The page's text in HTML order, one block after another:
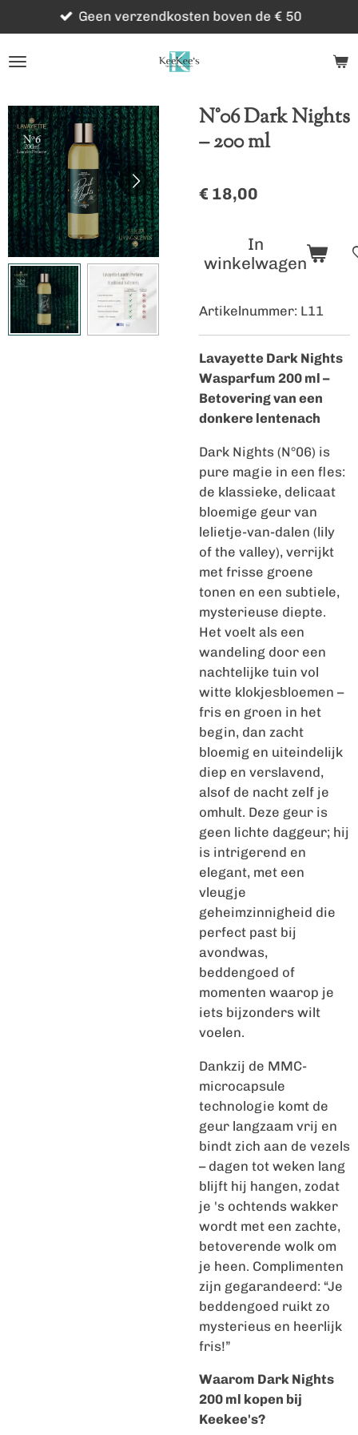
direct
naar
Geen verzendkosten boven de € 50
N°06 Dark Nights
– 200 ml
€ 18,00
In
winkelwagen
Artikelnummer: L11
Lavayette Dark Nights
Wasparfum 200 ml –
Betovering van een
donkere lentenach
Dark Nights (N°06) is
pure magie in een fles:
de klassieke, delicaat
bloemige geur van
lelietje-van-dalen (lily
of the valley), verrijkt
met frisse groene
tonen en een subtiele,
mysterieuse diepte.
Het voelt als een
wandeling door een
nachtelijke tuin vol
witte klokjesbloemen –
fris en groen in het
begin, dan zacht
bloemig en uiteindelijk
diep en verslavend,
alsof de nacht zelf je
omhult. Deze geur is
geen lichte daggeur; hij
is intrigerend en
elegant, met een
vleugje
geheimzinnigheid die
perfect past bij
avondwas,
beddengoed of
momenten waarop je
iets bijzonders wilt
voelen.
Dankzij de MMC-
microcapsule
technologie komt de
geur langzaam vrij en
bindt zich aan de vezels
– dagen tot weken lang
blijft hij hangen, zodat
je 's ochtends wakker
wordt met een zachte,
betoverende wolk om
je heen. Complimenten
zijn gegarandeerd: “Je
beddengoed ruikt zo
mysterieus en heerlijk
fris!”
Waarom Dark Nights
200 ml kopen bij
Keekee's?